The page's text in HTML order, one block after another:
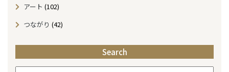
アート (102)
つながり (42)
Search